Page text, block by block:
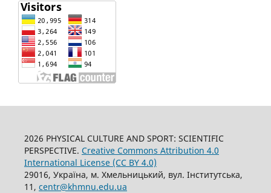
2026 PHYSICAL CULTURE AND SPORT: SCIENTIFIC
PERSPECTIVE. Creative Commons Attribution 4.0
International License (CC BY 4.0)
29016, Україна, м. Хмельницький, вул. Інститутська,
11, centr@khmnu.edu.ua